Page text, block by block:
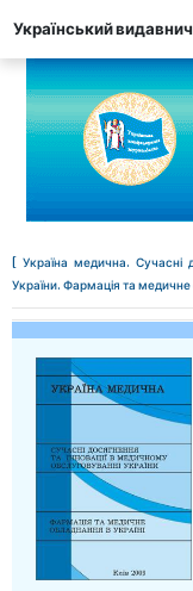
Український
[ Україна медична. Сучасні
України. Фармація та медичне